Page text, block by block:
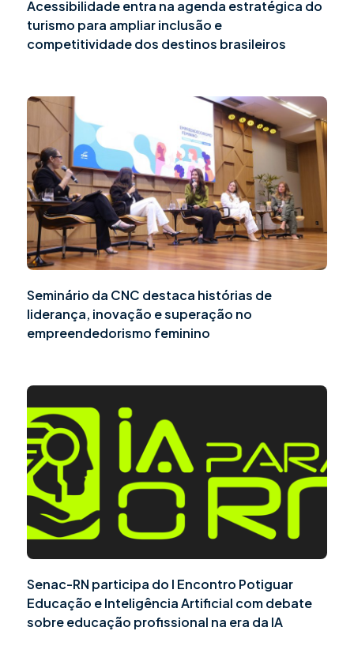
Acessibilidade entra na agenda estratégica do
turismo para ampliar inclusão e
competitividade dos destinos brasileiros
Seminário da CNC destaca histórias de
liderança, inovação e superação no
empreendedorismo feminino
Senac-RN participa do I Encontro Potiguar
Educação e Inteligência Artificial com debate
sobre educação profissional na era da IA